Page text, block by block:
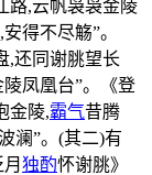
路,云帆袅袅金陵
得不尽觞”。
,还同谢脁望长
凤凰台”。《登
金陵,霸气昔腾
澜”。(其二)有
独酌怀谢脁》